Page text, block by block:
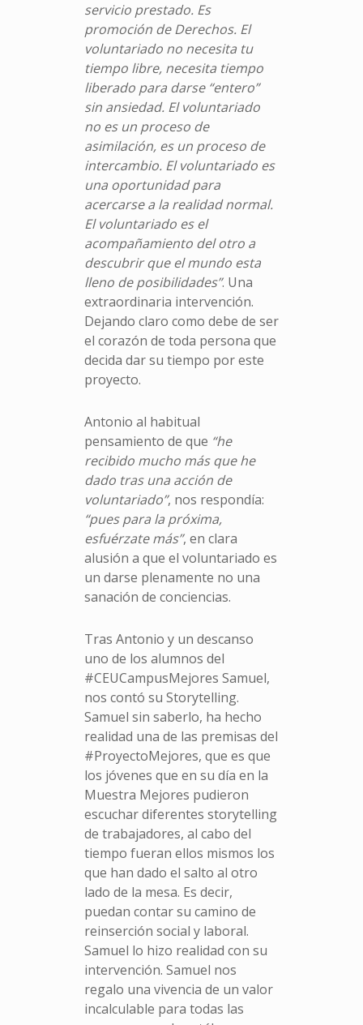
servicio prestado. Es
promoción de Derechos. El
voluntariado no necesita tu
tiempo libre, necesita tiempo
liberado para darse “entero”
sin ansiedad. El voluntariado
no es un proceso de
asimilación, es un proceso de
intercambio. El voluntariado es
una oportunidad para
acercarse a la realidad normal.
El voluntariado es el
acompañamiento del otro a
descubrir que el mundo esta
lleno de posibilidades”. Una
extraordinaria intervención.
Dejando claro como debe de ser
el corazón de toda persona que
decida dar su tiempo por este
proyecto.
Antonio al habitual
pensamiento de que “he
recibido mucho más que he
dado tras una acción de
voluntariado”, nos respondía:
“pues para la próxima,
esfuérzate más”, en clara
alusión a que el voluntariado es
un darse plenamente no una
sanación de conciencias.
Tras Antonio y un descanso
uno de los alumnos del
#CEUCampusMejores Samuel,
nos contó su Storytelling.
Samuel sin saberlo, ha hecho
realidad una de las premisas del
#ProyectoMejores, que es que
los jóvenes que en su día en la
Muestra Mejores pudieron
escuchar diferentes storytelling
de trabajadores, al cabo del
tiempo fueran ellos mismos los
que han dado el salto al otro
lado de la mesa. Es decir,
puedan contar su camino de
reinserción social y laboral.
Samuel lo hizo realidad con su
intervención. Samuel nos
regalo una vivencia de un valor
incalculable para todas las